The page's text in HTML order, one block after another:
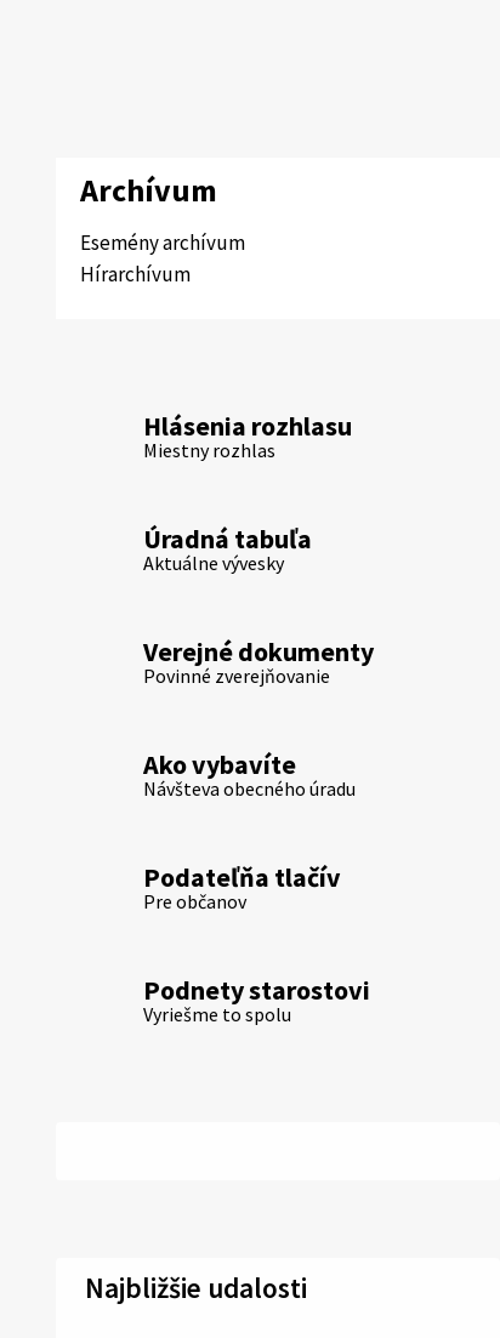
Archívum
Esemény archívum
Hírarchívum
Hlásenia rozhlasu
Miestny rozhlas
Úradná tabuľa
Aktuálne vývesky
Verejné dokumenty
Povinné zverejňovanie
Ako vybavíte
Návšteva obecného úradu
Podateľňa tlačív
Pre občanov
Podnety starostovi
Vyriešme to spolu
Najbližšie udalosti